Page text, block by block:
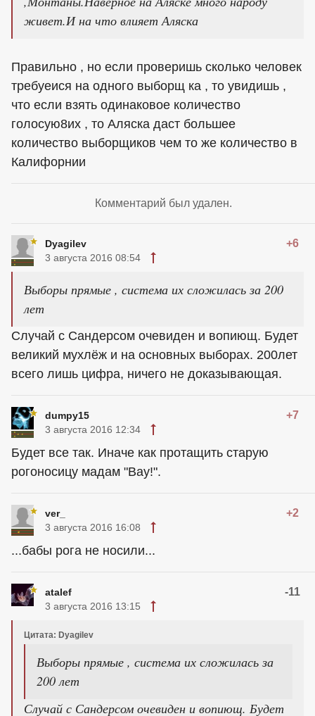
живет.И на что влияет Аляска
Правильно , но если проверишь сколько человек
требуеися на одного выборщ ка , то увидишь ,
что если взять одинаковое количество
голосую8их , то Аляска даст большее
количество выборщиков чем то же количество в
Калифорнии
Комментарий был удален.
Dyagilev +6
3 августа 2016 08:54
Выборы прямые , система их сложилась за 200
лет
Случай с Сандерсом очевиден и вопиющ. Будет
великий мухлёж и на основных выборах. 200лет
всего лишь цифра, ничего не доказывающая.
dumpy15 +7
3 августа 2016 12:34
Будет все так. Иначе как протащить старую
рогоносицу мадам "Вау!".
ver_ +2
3 августа 2016 16:08
...бабы рога не носили...
atalef -11
3 августа 2016 13:15
Цитата: Dyagilev
Выборы прямые , система их сложилась за
200 лет
Случай с Сандерсом очевиден и вопиющ. Будет